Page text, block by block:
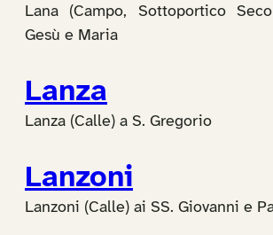
Lana (Campo, Sottoportico
Gesù e Maria
Lanza
Lanza (Calle) a S. Gregorio
Lanzoni
Lanzoni (Calle) ai SS. Giovanni e